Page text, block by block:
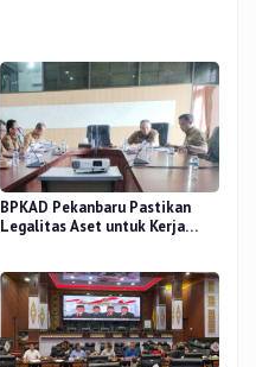
BPKAD Pekanbaru Pastikan
Legalitas Aset untuk Kerja